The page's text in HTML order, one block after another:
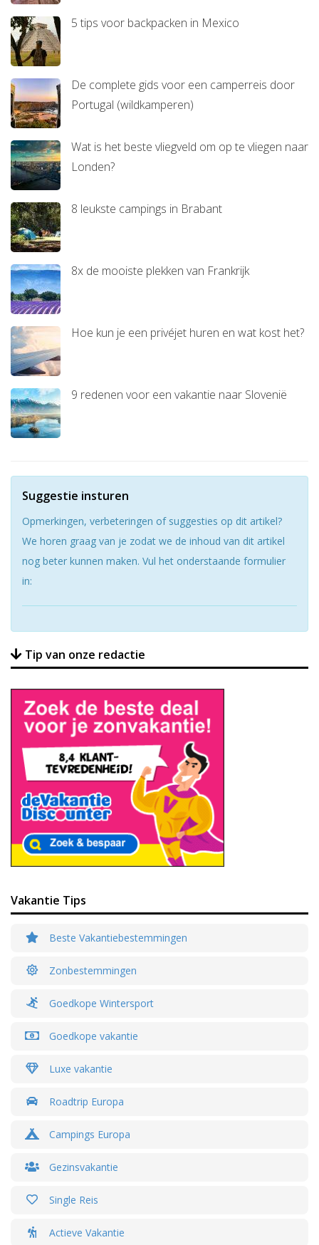
5 tips voor backpacken in Mexico
De complete gids voor een camperreis door
Portugal (wildkamperen)
Wat is het beste vliegveld om op te vliegen naar
Londen?
8 leukste campings in Brabant
8x de mooiste plekken van Frankrijk
Hoe kun je een privéjet huren en wat kost het?
9 redenen voor een vakantie naar Slovenië
Suggestie insturen
Opmerkingen, verbeteringen of suggesties op dit artikel?
We horen graag van je zodat we de inhoud van dit artikel
nog beter kunnen maken. Vul het onderstaande formulier
in:
Tip van onze redactie
Vakantie Tips
Beste Vakantiebestemmingen
Zonbestemmingen
Goedkope Wintersport
Goedkope vakantie
Luxe vakantie
Roadtrip Europa
Campings Europa
Gezinsvakantie
Single Reis
Actieve Vakantie